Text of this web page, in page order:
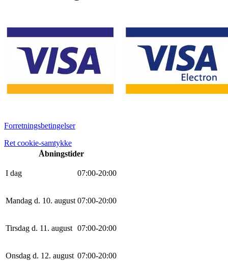
Forretningsbetingelser
Ret cookie-samtykke
Åbningstider
I dag 07:00-20:00
Mandag d. 10. august 07:00-20:00
Tirsdag d. 11. august 07:00-20:00
Onsdag d. 12. august 07:00-20:00